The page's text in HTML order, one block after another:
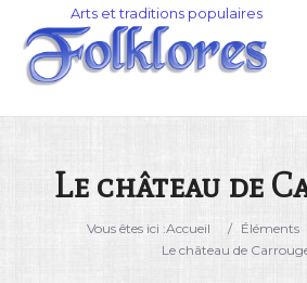
Catégorie
Le château de
Vous êtes ici :Accueil / Éléments
Le château de